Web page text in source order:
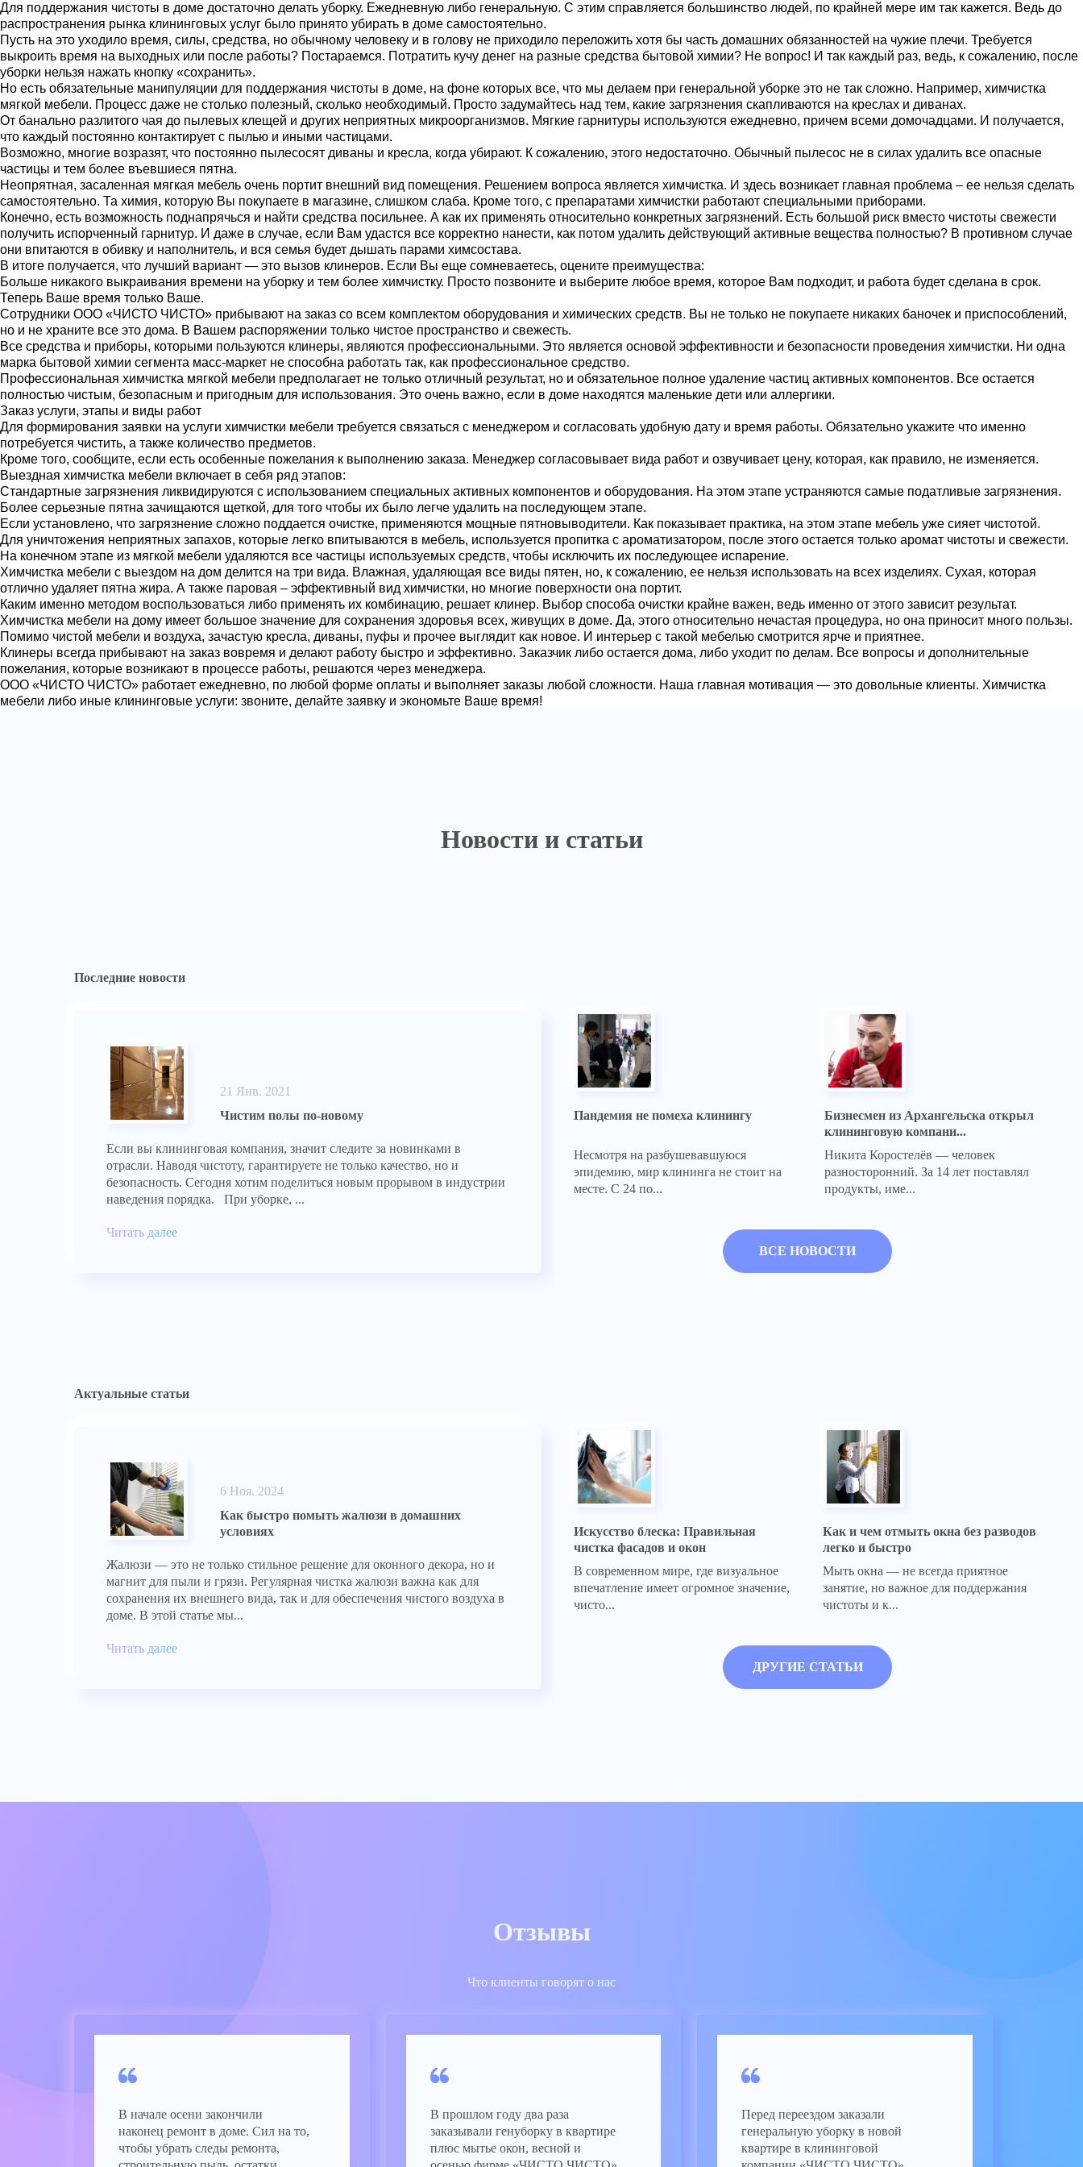
Для поддержания чистоты в доме достаточно делать уборку. Ежедневную либо генеральную. С этим справляется большинство людей, по крайней мере им так кажется. Ведь до
распространения рынка клининговых услуг было принято убирать в доме самостоятельно.
Пусть на это уходило время, силы, средства, но обычному человеку и в голову не приходило переложить хотя бы часть домашних обязанностей на чужие плечи. Требуется
выкроить время на выходных или после работы? Постараемся. Потратить кучу денег на разные средства бытовой химии? Не вопрос! И так каждый раз, ведь, к сожалению, после
уборки нельзя нажать кнопку «сохранить».
Но есть обязательные манипуляции для поддержания чистоты в доме, на фоне которых все, что мы делаем при генеральной уборке это не так сложно. Например, химчистка
мягкой мебели. Процесс даже не столько полезный, сколько необходимый. Просто задумайтесь над тем, какие загрязнения скапливаются на креслах и диванах.
От банально разлитого чая до пылевых клещей и других неприятных микроорганизмов. Мягкие гарнитуры используются ежедневно, причем всеми домочадцами. И получается,
что каждый постоянно контактирует с пылью и иными частицами.
Возможно, многие возразят, что постоянно пылесосят диваны и кресла, когда убирают. К сожалению, этого недостаточно. Обычный пылесос не в силах удалить все опасные
частицы и тем более въевшиеся пятна.
Неопрятная, засаленная мягкая мебель очень портит внешний вид помещения. Решением вопроса является химчистка. И здесь возникает главная проблема – ее нельзя сделать
самостоятельно. Та химия, которую Вы покупаете в магазине, слишком слаба. Кроме того, с препаратами химчистки работают специальными приборами.
Конечно, есть возможность поднапрячься и найти средства посильнее. А как их применять относительно конкретных загрязнений. Есть большой риск вместо чистоты свежести
получить испорченный гарнитур. И даже в случае, если Вам удастся все корректно нанести, как потом удалить действующий активные вещества полностью? В противном случае
они впитаются в обивку и наполнитель, и вся семья будет дышать парами химсостава.
В итоге получается, что лучший вариант — это вызов клинеров. Если Вы еще сомневаетесь, оцените преимущества:
Больше никакого выкраивания времени на уборку и тем более химчистку. Просто позвоните и выберите любое время, которое Вам подходит, и работа будет сделана в срок.
Теперь Ваше время только Ваше.
Сотрудники ООО «ЧИСТО ЧИСТО» прибывают на заказ со всем комплектом оборудования и химических средств. Вы не только не покупаете никаких баночек и приспособлений,
но и не храните все это дома. В Вашем распоряжении только чистое пространство и свежесть.
Все средства и приборы, которыми пользуются клинеры, являются профессиональными. Это является основой эффективности и безопасности проведения химчистки. Ни одна
марка бытовой химии сегмента масс-маркет не способна работать так, как профессиональное средство.
Профессиональная химчистка мягкой мебели предполагает не только отличный результат, но и обязательное полное удаление частиц активных компонентов. Все остается
полностью чистым, безопасным и пригодным для использования. Это очень важно, если в доме находятся маленькие дети или аллергики.
Заказ услуги, этапы и виды работ
Для формирования заявки на услуги химчистки мебели требуется связаться с менеджером и согласовать удобную дату и время работы. Обязательно укажите что именно
потребуется чистить, а также количество предметов.
Кроме того, сообщите, если есть особенные пожелания к выполнению заказа. Менеджер согласовывает вида работ и озвучивает цену, которая, как правило, не изменяется.
Выездная химчистка мебели включает в себя ряд этапов:
Стандартные загрязнения ликвидируются с использованием специальных активных компонентов и оборудования. На этом этапе устраняются самые податливые загрязнения.
Более серьезные пятна зачищаются щеткой, для того чтобы их было легче удалить на последующем этапе.
Если установлено, что загрязнение сложно поддается очистке, применяются мощные пятновыводители. Как показывает практика, на этом этапе мебель уже сияет чистотой.
Для уничтожения неприятных запахов, которые легко впитываются в мебель, используется пропитка с ароматизатором, после этого остается только аромат чистоты и свежести.
На конечном этапе из мягкой мебели удаляются все частицы используемых средств, чтобы исключить их последующее испарение.
Химчистка мебели с выездом на дом делится на три вида. Влажная, удаляющая все виды пятен, но, к сожалению, ее нельзя использовать на всех изделиях. Сухая, которая
отлично удаляет пятна жира. А также паровая – эффективный вид химчистки, но многие поверхности она портит.
Каким именно методом воспользоваться либо применять их комбинацию, решает клинер. Выбор способа очистки крайне важен, ведь именно от этого зависит результат.
Химчистка мебели на дому имеет большое значение для сохранения здоровья всех, живущих в доме. Да, этого относительно нечастая процедура, но она приносит много пользы.
Помимо чистой мебели и воздуха, зачастую кресла, диваны, пуфы и прочее выглядит как новое. И интерьер с такой мебелью смотрится ярче и приятнее.
Клинеры всегда прибывают на заказ вовремя и делают работу быстро и эффективно. Заказчик либо остается дома, либо уходит по делам. Все вопросы и дополнительные
пожелания, которые возникают в процессе работы, решаются через менеджера.
ООО «ЧИСТО ЧИСТО» работает ежедневно, по любой форме оплаты и выполняет заказы любой сложности. Наша главная мотивация — это довольные клиенты. Химчистка
мебели либо иные клининговые услуги: звоните, делайте заявку и экономьте Ваше время!
Новости и статьи
Последние новости
21 Янв. 2021
Чистим полы по-новому
Если вы клининговая компания, значит следите за новинками в
отрасли. Наводя чистоту, гарантируете не только качество, но и
безопасность. Сегодня хотим поделиться новым прорывом в индустрии
наведения порядка. При уборке, ...
Читать далее
Пандемия не помеха клинингу
Несмотря на разбушевавшуюся
эпидемию, мир клининга не стоит на
месте. С 24 по...
Бизнесмен из Архангельска открыл
клининговую компани...
Никита Коростелёв — человек
разносторонний. За 14 лет поставлял
продукты, име...
ВСЕ НОВОСТИ
Актуальные статьи
6 Ноя. 2024
Как быстро помыть жалюзи в домашних
условиях
Жалюзи — это не только стильное решение для оконного декора, но и
магнит для пыли и грязи. Регулярная чистка жалюзи важна как для
сохранения их внешнего вида, так и для обеспечения чистого воздуха в
доме. В этой статье мы...
Читать далее
Искусство блеска: Правильная
чистка фасадов и окон
В современном мире, где визуальное
впечатление имеет огромное значение,
чисто...
Как и чем отмыть окна без разводов
легко и быстро
Мыть окна — не всегда приятное
занятие, но важное для поддержания
чистоты и к...
ДРУГИЕ СТАТЬИ
Отзывы
Что клиенты говорят о нас
В начале осени закончили
наконец ремонт в доме. Сил на то,
чтобы убрать следы ремонта,
В прошлом году два раза
заказывали генуборку в квартире
плюс мытье окон, весной и
Перед переездом заказали
генеральную уборку в новой
квартире в клининговой